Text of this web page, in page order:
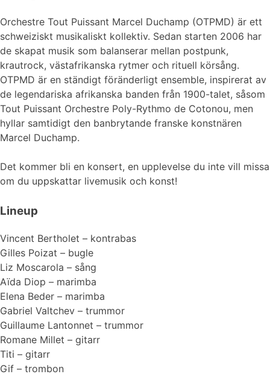
Orchestre Tout Puissant Marcel Duchamp (OTPMD) är ett
schweiziskt musikaliskt kollektiv. Sedan starten 2006 har
de skapat musik som balanserar mellan postpunk,
krautrock, västafrikanska rytmer och rituell körsång.
OTPMD är en ständigt föränderligt ensemble, inspirerat av
de legendariska afrikanska banden från 1900-talet, såsom
Tout Puissant Orchestre Poly-Rythmo de Cotonou, men
hyllar samtidigt den banbrytande franske konstnären
Marcel Duchamp.
Det kommer bli en konsert, en upplevelse du inte vill missa
om du uppskattar livemusik och konst!
Lineup
Vincent Bertholet – kontrabas
Gilles Poizat – bugle
Liz Moscarola – sång
Aïda Diop – marimba
Elena Beder – marimba
Gabriel Valtchev – trummor
Guillaume Lantonnet – trummor
Romane Millet – gitarr
Titi – gitarr
Gif – trombon